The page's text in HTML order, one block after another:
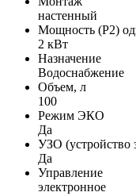
настенный
Мощность (Р2)
2 кВт
Назначение
Водоснабжение
Объем, л
100
Режим ЭКО
Да
УЗО (устройство
Да
Управление
электронное